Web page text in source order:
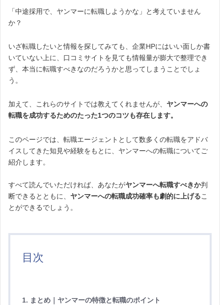
「中途採用で、ヤンマーに転職しようかな」と考えていません
か？
いざ転職したいと情報を探してみても、企業HPにはいい面しか書
いていない上に、口コミサイトを見ても情報量が膨大で整理でき
ず、本当に転職すべきなのだろうかと思ってしまうことでしょ
う。
加えて、これらのサイトでは教えてくれませんが、 ヤンマーへの
転職を成功するためのたった1つのコツも存在します。
このページでは、転職エージェントとして数多くの転職をアドバ
イスしてきた知見や経験をもとに、ヤンマーへの転職についてご
紹介します。
すべて読んでいただければ、あなたがヤンマーへ転職すべきか判
断できるとともに、 ヤンマーへの転職成功確率も劇的に上げるこ
とができるでしょう。
目次
1. まとめ｜ヤンマーの特徴と転職のポイント